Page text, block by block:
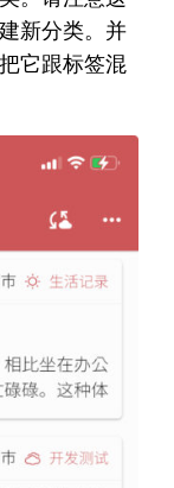
新分类。并
它跟标签混